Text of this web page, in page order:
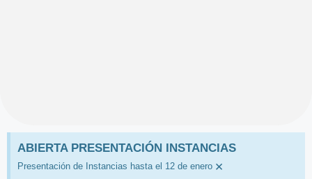
ABIERTA PRESENTACIÓN INSTANCIAS
Presentación de Instancias hasta el 12 de enero ×